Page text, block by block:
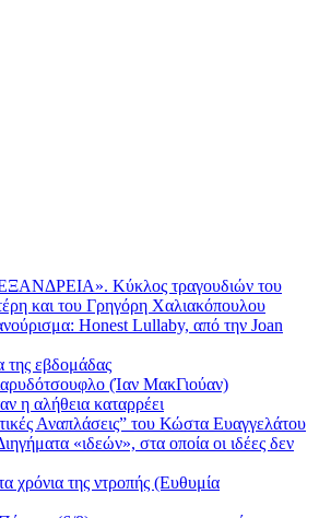
Κύκλος τραγουδιών του
και του Γρηγόρη Χαλιακόπουλου
Honest Lullaby, από την Joan
της εβδομάδας
(Ίαν ΜακΓιούαν)
η αλήθεια καταρρέει
Αναπλάσεις” του Κώστα Ευαγγελάτου
«ιδεών», στα οποία οι ιδέες δεν
χρόνια της ντροπής (Ευθυμία